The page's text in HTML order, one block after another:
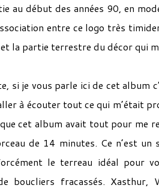
au début des années 90, en
entre ce logo très
la partie terrestre du décor qui
si je vous parle ici de cet album
à écouter tout ce qui m’était
cet album avait tout pour me
de 14 minutes. Ce n’est
le terreau idéal pour
boucliers fracassés.